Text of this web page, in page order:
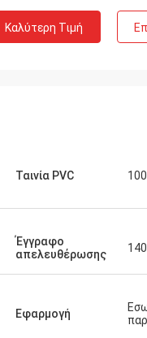
Καλύτερη Τιμή
Ταινία PVC
Έγγραφο
απελευθέρωσης
Εφαρμογή